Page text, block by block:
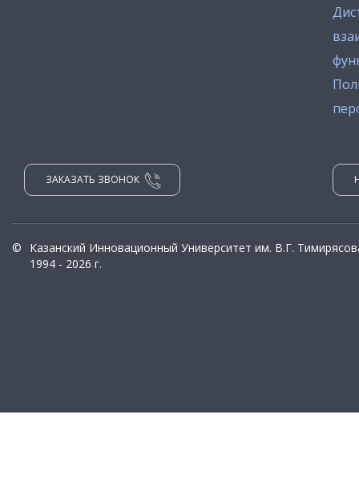
ЗАКАЗАТЬ ЗВОНОК
©
Казанский Инновационный Университет им. В.Г.
1994 - 2026 г.